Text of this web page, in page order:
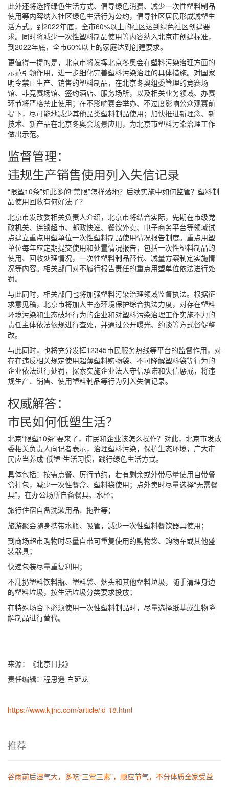
此外还将选择绿色生活方式、倡导绿色消费、减少一次性塑料制品
使用等内容纳入社区绿色生活行为公约，倡导社区居民形成减塑生
活方式。到2022年底，全市60%以上的社区达到绿色社区创建要
求。同时将减少一次性塑料制品使用等内容纳入北京市创建标准，
到2022年底，全市60%以上的家庭达到创建要求。
更值得一提的是，北京市将发挥北京冬奥会在塑料污染治理方面的
示范引领作用，进一步细化完善塑料污染治理的具体措施。对国家
明令禁止生产、销售的塑料制品，在北京冬奥组委管理的竞赛场
馆、非竞赛场馆、签约酒店、服务场所，以及相关业务领域、办赛
环节将严格禁止使用；在不影响赛会举办、不过度影响公众观赛前
提下，尽可能地减少其他品类塑料制品使用；加快推进新理念、新
技术、新产品在北京冬奥会场景应用，为北京市塑料污染治理工作
做出示范。
监督管理：
违规生产销售使用列入失信记录
“限塑10条”如此多的“禁限”怎样落地？后续实施中如何监管？塑料制
品使用回收有何好法子？
北京市发改委相关负责人介绍，北京市将结合实际，先期在市级党
政机关、连锁超市、邮政快递、餐饮外卖、电子商务平台等领域试
点建立重点用塑单位一次性塑料制品使用情况报告制度。重点用塑
单位每年应定期提交使用和处置情况报告，包括一次性塑料制品的
使用、回收处理情况，一次性塑料制品替代、减量方案制定实施情
况等内容。相关部门对不履行报告责任的重点用塑单位依法进行处
罚。
与此同时，相关部门也将加强塑料污染治理领域监督执法。根据征
求意见稿，北京市将加大生态环境保护综合执法力度，对存在塑料
环境污染和生态破坏行为的企业和对塑料污染治理工作实施不力的
责任主体依法依规进行查处，并通过公开曝光、约谈等方式督促整
改。
与此同时，也将充分发挥12345市民服务热线等平台的监督作用，对
存在违反相关规定使用超薄塑料购物袋、不可降解塑料袋等行为的
企业依法进行处罚，探索实施企业法人守信承诺和失信惩戒，将违
规生产、销售、使用塑料制品等行为列入失信记录。
权威解答：
市民如何低塑生活？
北京“限塑10条”要来了，市民和企业该怎么操作？对此，北京市发改
委相关负责人向记者表示，治理塑料污染，保护生态环境，广大市
民应当养成“低塑”生活习惯，践行绿色生活方式。
具体包括：按需点餐、厉行节约，若有剩余或外带尽量使用自带餐
盒打包，减少一次性餐盒、塑料袋使用；点外卖时尽量选择“无需餐
具”，在办公场所自备餐具、水杯；
旅行住宿自备洗漱用品、拖鞋等；
旅游聚会随身携带水瓶、吸管，减少一次性塑料餐饮器具使用；
到商场超市购物时尽量自带可重复使用的购物袋、购物车或其他盛
装器具；
快递包装尽量重复利用；
不乱扔塑料饮料瓶、塑料袋、烟头和其他塑料垃圾，随手清理身边
的塑料垃圾，按生活垃圾分类要求投放；
在特殊场合下必须使用一次性塑料制品时，尽量选择纸基或生物降
解制品进行替代。
来源：《北京日报》
责任编辑：程思遥 白延龙
https://www.kjjhc.com/article/id-18.html
推荐
谷雨前后湿气大，多吃“三荤三素”，顺应节气，不分体质全家受益